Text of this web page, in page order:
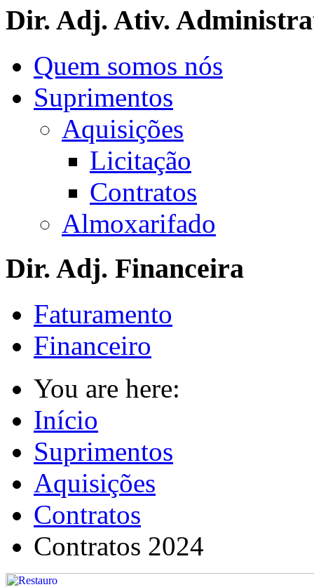
Dir. Adj. Ativ.
Quem somos nós
Suprimentos
Aquisições
Licitação
Contratos
Almoxarifado
Dir. Adj. Financeira
Faturamento
Financeiro
You are here:
Início
Suprimentos
Aquisições
Contratos
Contratos 2024